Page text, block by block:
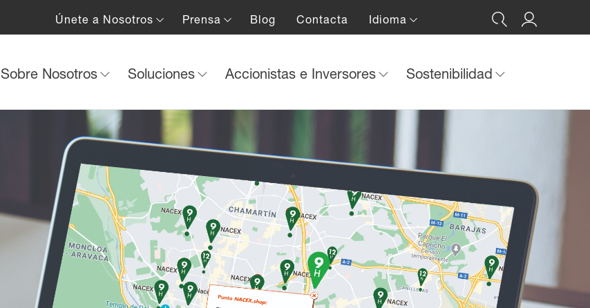
Únete a Nosotros Prensa Blog Contacta Idioma
Sobre Nosotros Soluciones Accionistas e Inversores Sostenibilidad